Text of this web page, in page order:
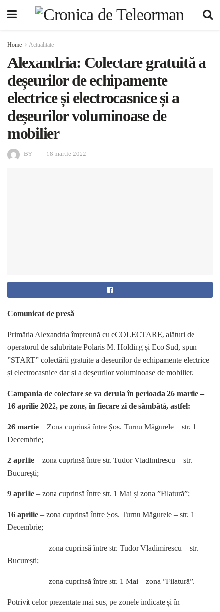
Home Actualitate
Alexandria: Colectare gratuită a
deșeurilor de echipamente
electrice și electrocasnice și a
deșeurilor voluminoase de
mobilier
BY 18 martie 2022
Comunicat de presă
Primăria Alexandria împreună cu eCOLECTARE, alături de
operatorul de salubritate Polaris M. Holding și Eco Sud, spun
”START” colectării gratuite a deșeurilor de echipamente electrice
și electrocasnice dar și a deșeurilor voluminoase de mobilier.
Campania de colectare se va derula în perioada 26 martie –
16 aprilie 2022, pe zone, în fiecare zi de sâmbătă, astfel:
26 martie – Zona cuprinsă între Șos. Turnu Măgurele – str. 1
Decembrie;
2 aprilie – zona cuprinsă între str. Tudor Vladimirescu – str.
București;
9 aprilie – zona cuprinsă între str. 1 Mai și zona ”Filatură”;
16 aprilie – zona cuprinsă între Șos. Turnu Măgurele – str. 1
Decembrie;
– zona cuprinsă între str. Tudor Vladimirescu – str.
București;
– zona cuprinsă între str. 1 Mai – zona ”Filatură”.
Potrivit celor prezentate mai sus, pe zonele indicate și în